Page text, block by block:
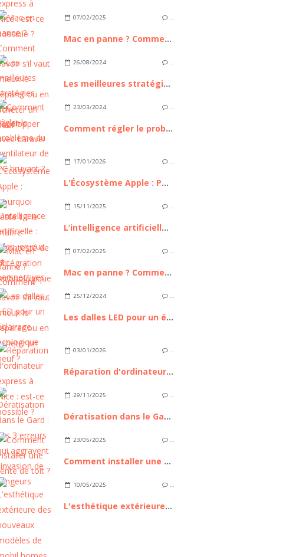
07/02/2025 …
Mac en panne ? Comment savoir s’il vaut mieux le réparer ou en acheter un neuf ?
26/08/2024 …
Les meilleures stratégies pour développer avec Laravel
23/03/2024 …
Comment régler le problème du ventilateur de PC bruyant ?
17/01/2026 …
L'Écosystème Apple : Pourquoi reste-t-il le maître incontesté de l'intégration technologique ?
15/11/2025 …
L’intelligence artificielle : bilan, enjeux et perspectives
07/02/2025 …
Mac en panne ? Comment savoir s’il vaut mieux le réparer ou en acheter un neuf ?
25/12/2024 …
Les dalles LED pour un éclairage écologique
03/01/2026 …
Réparation d'ordinateur express à Nice : est-ce possible ?
29/11/2025 …
Dératisation dans le Gard : ces 3 erreurs qui aggravent l'invasion de rongeurs
23/05/2025 …
Comment installer une tente de toit ?
10/05/2025 …
L'esthétique extérieure des nouveaux modèles de mobil homes